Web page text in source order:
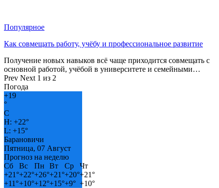
Популярное
Как совмещать работу, учёбу и профессиональное развитие
Получение новых навыков всё чаще приходится совмещать с
основной работой, учёбой в университете и семейными…
Prev Next 1 из 2
Погода
+19
°
C
H: +22°
L: +15°
Барановичи
Пятница, 07 Август
Прогноз на неделю
Сб
Вс Пн Вт Ср
Чт
+21°+22°+26°+21°+20°+21°
+11°+10°+12°+15°+9° +10°